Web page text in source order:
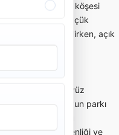
alanı ve fotoğraf köşesi
Ev veya küçük
tercih edilirken, açık
geniş konsept
palyaço, yüz
karakter, şişme oyun parkı
kullanılabilir. Bu
sayısı, alan güvenliği ve